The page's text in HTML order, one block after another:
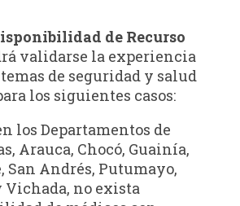
de Recurso
validarse la experiencia
de seguridad y salud
los siguientes casos:
los Departamentos de
Arauca, Chocó, Guainía,
San Andrés, Putumayo,
Vichada, no exista